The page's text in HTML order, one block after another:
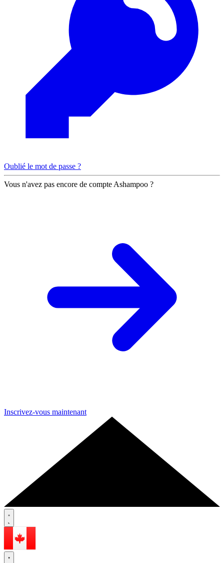
Oublié le mot de passe ?
Vous n'avez pas encore de compte Ashampoo ?
Inscrivez-vous maintenant